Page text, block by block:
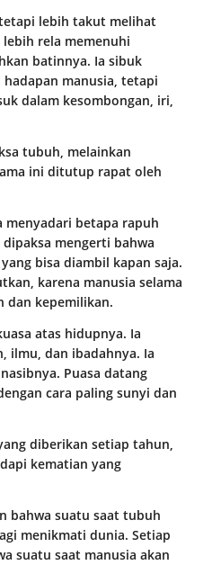
lebih takut melihat
rela memenuhi
batinnya. Ia sibuk
manusia, tetapi
dalam kesombongan, iri,
tubuh, melainkan
ini ditutup rapat oleh
menyadari betapa rapuh
mengerti bahwa
bisa diambil kapan saja.
karena manusia selama
dan kepemilikan.
atas hidupnya. Ia
ilmu, dan ibadahnya. Ia
Puasa datang
cara paling sunyi dan
diberikan setiap tahun,
kematian yang
bahwa suatu saat tubuh
menikmati dunia. Setiap
suatu saat manusia akan